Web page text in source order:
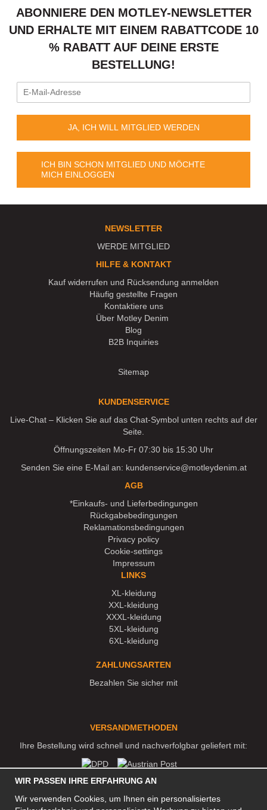
ABONNIERE DEN MOTLEY-NEWSLETTER
UND ERHALTE MIT EINEM RABATTCODE 10
% RABATT AUF DEINE ERSTE
BESTELLUNG!
JA, ICH WILL MITGLIED WERDEN
ICH BIN SCHON MITGLIED UND MÖCHTE
MICH EINLOGGEN
NEWSLETTER
WERDE MITGLIED
HILFE & KONTAKT
Kauf widerrufen und Rücksendung anmelden
Häufig gestellte Fragen
Kontaktiere uns
Über Motley Denim
Blog
B2B Inquiries
Sitemap
KUNDENSERVICE
Live-Chat – Klicken Sie auf das Chat-Symbol unten rechts auf der
Seite.
Öffnungszeiten Mo-Fr 07:30 bis 15:30 Uhr
Senden Sie eine E-Mail an: kundenservice@motleydenim.at
AGB
*Einkaufs- und Lieferbedingungen
Rückgabebedingungen
Reklamationsbedingungen
Privacy policy
Cookie-settings
Impressum
LINKS
XL-kleidung
XXL-kleidung
XXXL-kleidung
5XL-kleidung
6XL-kleidung
ZAHLUNGSARTEN
Bezahlen Sie sicher mit
VERSANDMETHODEN
Ihre Bestellung wird schnell und nachverfolgbar geliefert mit:
WIR PASSEN IHRE ERFAHRUNG AN
Wir verwenden Cookies, um Ihnen ein personalisiertes